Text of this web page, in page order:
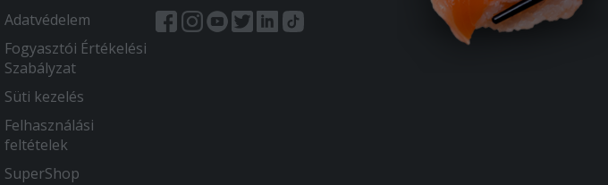
Adatvédelem
Fogyasztói Értékelési
Szabályzat
Süti kezelés
Felhasználási
feltételek
SuperShop